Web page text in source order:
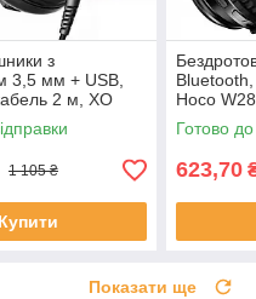
з
3,5 мм + USB,
2 м, XO
/
1 105 ₴
Купити
Hoco
стерео
наушники
Готово до
623,70
Показати ще